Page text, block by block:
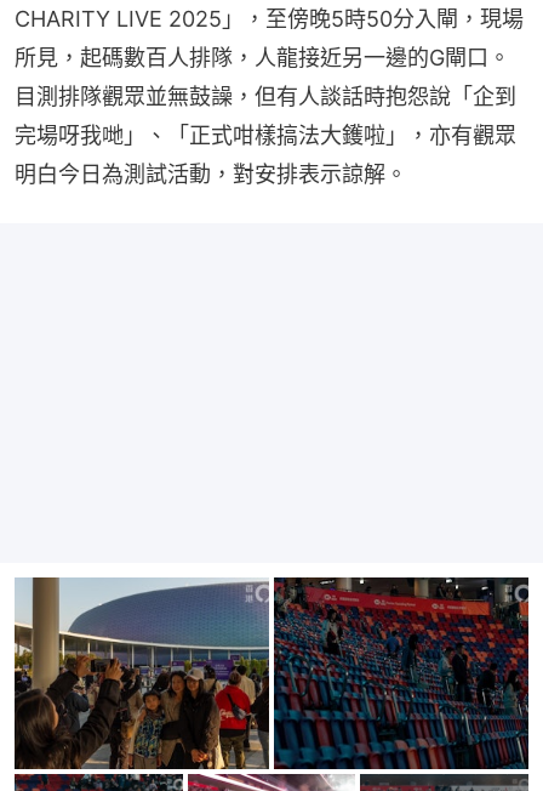
CHARITY LIVE 2025」，至傍晚5時50分入閘，現場
所見，起碼數百人排隊，人龍接近另一邊的G閘口。
目測排隊觀眾並無鼓譟，但有人談話時抱怨說「企到
完場呀我哋」、「正式咁樣搞法大鑊啦」，亦有觀眾
明白今日為測試活動，對安排表示諒解。